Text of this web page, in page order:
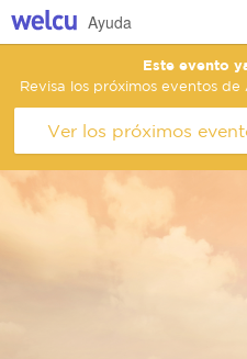
Ayuda
Este evento
Revisa los próximos eventos
Ver los próximos